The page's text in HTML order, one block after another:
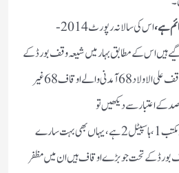
ہے،
اس کی سالانہ رپورٹ 2014-
کیے گیے ہیں اس کے مطابق بہار میں شیعہ وقف بورڈ کے
تحت کل وقف فی سبیل اللہ 130وقف علی الاولاد 68آمدنی والے اوقاف 68غیر
158ہیں ، مقاصد کے اعتبار سے دیکھیں تو
مساجد 92قبرستان70، مدرسہ اور مکتب 1، ہاسپیٹل 2ہے، یہاں بھی بہت سارے
بورڈ کے تحت جو بڑے اوقاف ہیں ان میں مظفر